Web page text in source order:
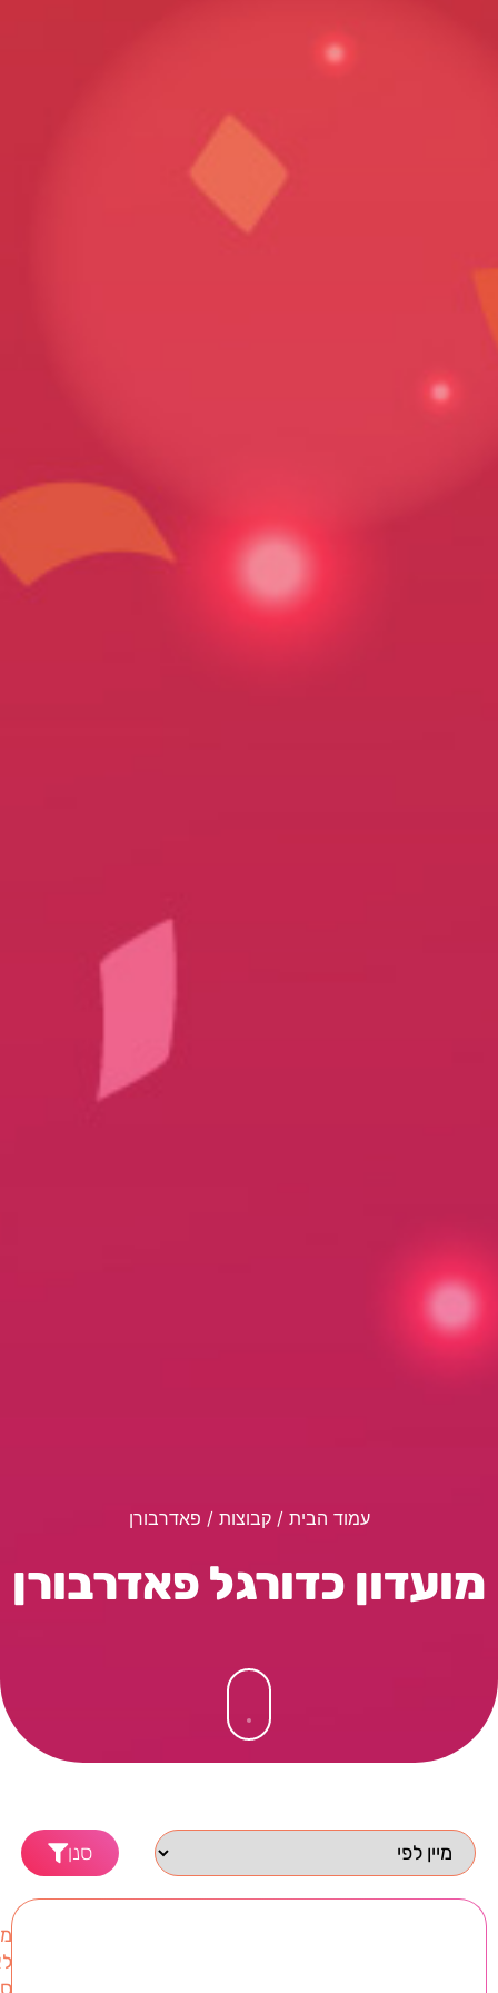
עמוד הבית / קבוצות / פאדרבורן
מועדון כדורגל פאדרבורן
סנן